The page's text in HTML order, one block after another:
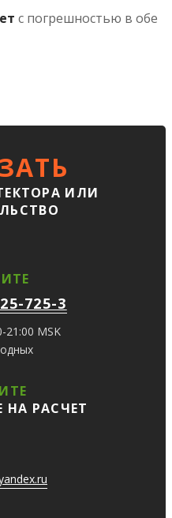
с погрешностью в обе
ИЛИ
725-3
21:00 MSK
РАСЧЕТ